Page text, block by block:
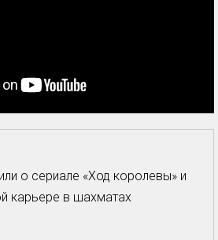
о сериале «Ход королевы» и
карьере в шахматах